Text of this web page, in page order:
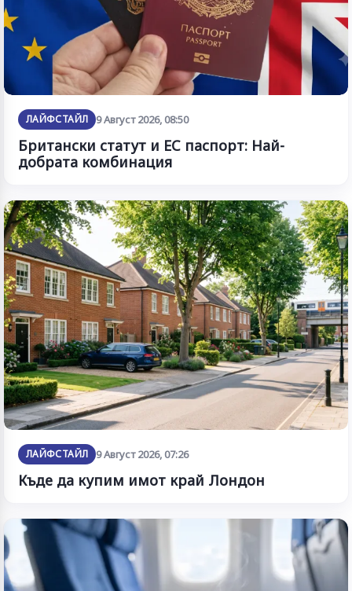
ЛАЙФСТАЙЛ 9 Август 2026, 08:50
Британски статут и ЕС паспорт: Най-
добрата комбинация
ЛАЙФСТАЙЛ 9 Август 2026, 07:26
Къде да купим имот край Лондон